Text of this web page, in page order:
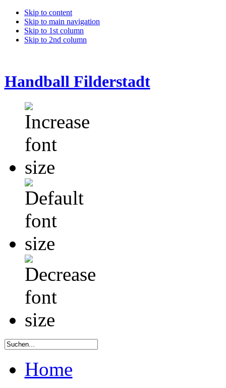
Skip to content
Skip to main navigation
Skip to 1st column
Skip to 2nd column
Handball Filderstadt
Home